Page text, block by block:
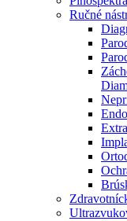
Ručné